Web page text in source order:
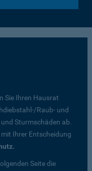
Sie Ihren Hausrat
Raub- und
Sturmschäden ab.
Ihrer Entscheidung
Seite die